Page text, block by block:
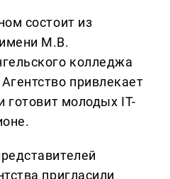
состоит из
М.В.
колледжа
привлекает
готовит молодых IT-
пригласили